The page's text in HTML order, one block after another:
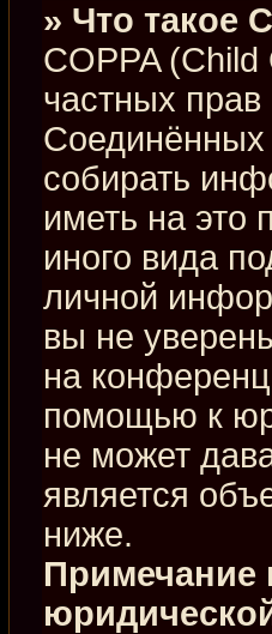
» Что такое
COPPA
частных прав
Соединённых
собирать
иметь на это
иного вида
личной
вы не
на
помощью к
не может
является
ниже.
Примечание